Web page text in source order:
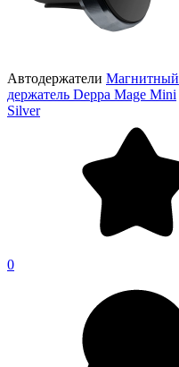
Автодержатели Магнитный
держатель Deppa Mage Mini
Silver
0